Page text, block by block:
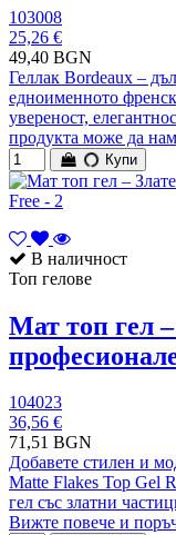
103008
25,26 €
49,40 BGN
Геллак Bordeaux –
едноименното
увереност,
продукта може да
Купи
В наличност
Топ гелове
Мат топ гел
104023
36,56 €
71,51 BGN
Добавете стилен и
Matte Flakes Top Gel
гел със златни
Вижте повече и